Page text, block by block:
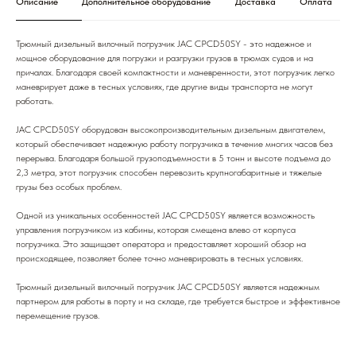
Трюмный дизельный вилочный погрузчик JAC CPCD50SY - это надежное и
мощное оборудование для погрузки и разгрузки грузов в трюмах судов и на
причалах. Благодаря своей компактности и маневренности, этот погрузчик легко
маневрирует даже в тесных условиях, где другие виды транспорта не могут
работать.
JAC CPCD50SY оборудован высокопроизводительным дизельным двигателем,
который обеспечивает надежную работу погрузчика в течение многих часов без
перерыва. Благодаря большой грузоподъемности в 5 тонн и высоте подъема до
2,3 метра, этот погрузчик способен перевозить крупногабаритные и тяжелые
грузы без особых проблем.
Одной из уникальных особенностей JAC CPCD50SY является возможность
управления погрузчиком из кабины, которая смещена влево от корпуса
погрузчика. Это защищает оператора и предоставляет хороший обзор на
происходящее, позволяет более точно маневрировать в тесных условиях.
Трюмный дизельный вилочный погрузчик JAC CPCD50SY является надежным
партнером для работы в порту и на складе, где требуется быстрое и эффективное
перемещение грузов.